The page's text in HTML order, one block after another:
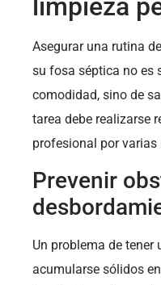
limpieza
Asegurar una rutina
su fosa séptica no es
comodidad, sino de
tarea debe realizarse
profesional por varias
Prevenir
Un problema de tener
acumularse sólidos